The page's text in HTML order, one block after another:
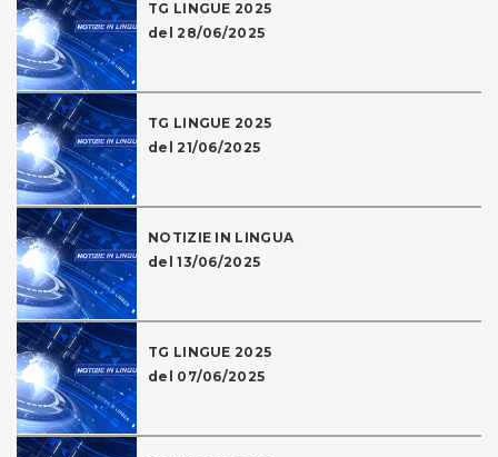
TG LINGUE 2025
del 28/06/2025
TG LINGUE 2025
del 21/06/2025
NOTIZIE IN LINGUA
del 13/06/2025
TG LINGUE 2025
del 07/06/2025